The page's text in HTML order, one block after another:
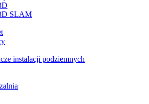
SLAM
instalacji podziemnych